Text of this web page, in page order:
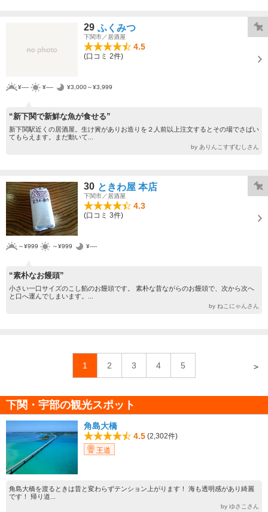
29 ふくみつ
下関市／居酒屋
4.5
(口コミ 2件)
¥---- ¥---- ¥3,000～¥3,999
“新下関で新鮮な魚が食せる”
新下関駅近くの居酒屋。生け簀がありお造りを２人前以上注文するとその場でさばい
てもらえます。まだ動いて...
by ありんこすずむしさん
30 ときわ屋 本店
下関市／居酒屋
4.3
(口コミ 3件)
～¥999 ～¥999 ¥----
“素朴なお饅頭”
小さい一口サイズのこし餡のお饅頭です。 素朴な昔ながらのお饅頭で、次から次へ
と口へ運んでしまいます。...
by ねこにゃんさん
1 2 3 4 5 ＞
下関・宇部の観光スポット
角島大橋
4.5 (2,302件)
王道
角島大橋を渡るときは昔と変わらずテンション上がります！ 海も透明感があり綺麗
です！ 帰り道...
by ゆさこさん